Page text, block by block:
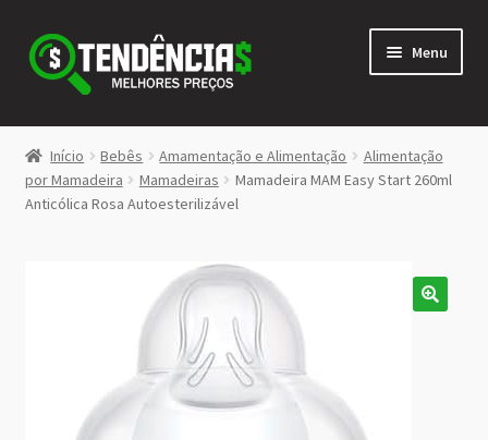
Pular
para
navegação
Pular
para
conteúdo
Menu
LOJA
<>
Início Bebês Amamentação e Alimentação
Alimentação
por Mamadeira
Mamadeiras
Mamadeira MAM Easy Start 260ml
Anticólica Rosa Autoesterilizável